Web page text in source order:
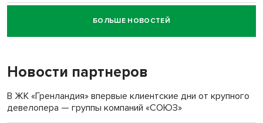
Новосибирский суд наказал водителя за смерть
пенсионерки на вокзале
«Мы живём на пастбище!»: в новосибирском селе лошади
терроризируют жителей
Инвалид получил условный срок за избиение врачей
БОЛЬШЕ НОВОСТЕЙ
Новости партнеров
В ЖК «Гренландия» впервые клиентские дни от крупного
девелопера — группы компаний «СОЮЗ»